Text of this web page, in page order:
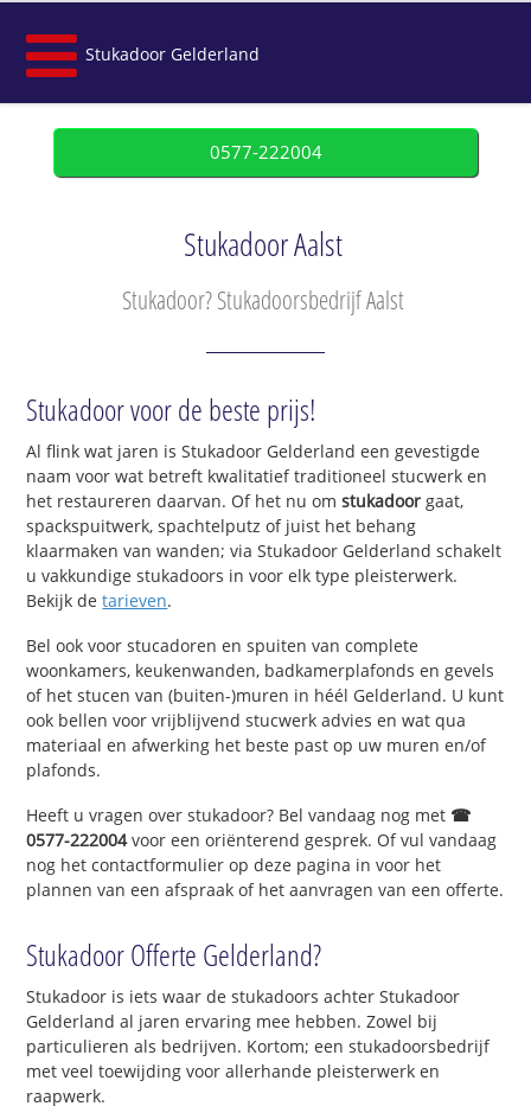
Stukadoor Gelderland
0577-222004
Stukadoor Aalst
Stukadoor? Stukadoorsbedrijf Aalst
Stukadoor voor de beste prijs!
Al flink wat jaren is Stukadoor Gelderland een gevestigde
naam voor wat betreft kwalitatief traditioneel stucwerk en
het restaureren daarvan. Of het nu omstukadoor gaat,
spackspuitwerk, spachtelputz of juist het behang
klaarmaken van wanden; via Stukadoor Gelderland schakelt
u vakkundige stukadoors in voor elk type pleisterwerk.
Bekijk detarieven.
Bel ook voor stucadoren en spuiten van complete
woonkamers, keukenwanden, badkamerplafonds en gevels
of het stucen van (buiten-)muren in héél Gelderland. U kunt
ook bellen voor vrijblijvend stucwerk advies en wat qua
materiaal en afwerking het beste past op uw muren en/of
plafonds.
Heeft u vragen over stukadoor? Bel vandaag nog met ☎
0577-222004voor een oriënterend gesprek. Of vul vandaag
nog het contactformulier op deze pagina in voor het
plannen van een afspraak of het aanvragen van een offerte.
Stukadoor Offerte Gelderland?
Stukadoor is iets waar de stukadoors achter Stukadoor
Gelderland al jaren ervaring mee hebben. Zowel bij
particulieren als bedrijven. Kortom; een stukadoorsbedrijf
met veel toewijding voor allerhande pleisterwerk en
raapwerk.